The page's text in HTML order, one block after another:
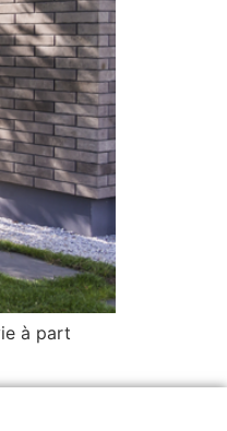
à part